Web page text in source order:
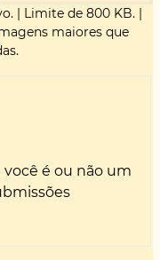
| Limite de 800 KB. |
maiores que
você é ou não um